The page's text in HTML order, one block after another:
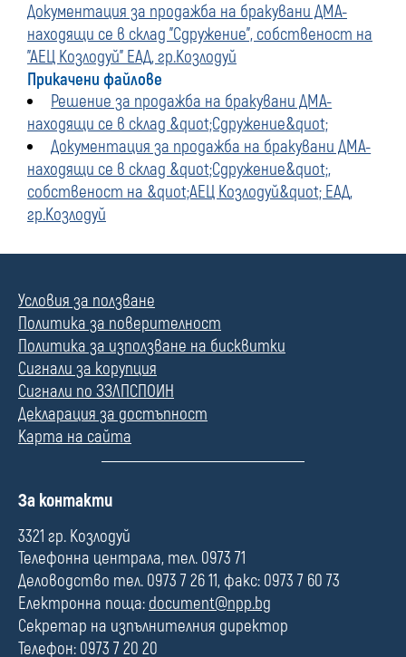
Документация за продажба на бракувани ДМА-
находящи се в склад "Сдружение", собственост на
"АЕЦ Козлодуй" ЕАД, гр.Козлодуй
Прикачени файлове
Решение за продажба на бракувани ДМА-
находящи се в склад &quot;Сдружение&quot;
Документация за продажба на бракувани ДМА-
находящи се в склад &quot;Сдружение&quot;,
собственост на &quot;АЕЦ Козлодуй&quot; ЕАД,
гр.Козлодуй
Условия за ползване
Политика за поверителност
Политика за използване на бисквитки
Сигнали за корупция
Сигнали по ЗЗЛПСПОИН
Декларация за достъпност
Карта на сайта
П
л
е
За контакти
3321 гр. Козлодуй
Телефонна централа, тел. 0973 71
Деловодство тел. 0973 7 26 11, факс: 0973 7 60 73
Електронна поща: document@npp.bg
Секретар на изпълнителния директор
Телефон: 0973 7 20 20